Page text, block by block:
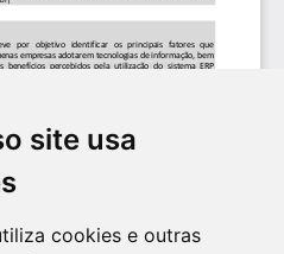
site usa
cookies e outras